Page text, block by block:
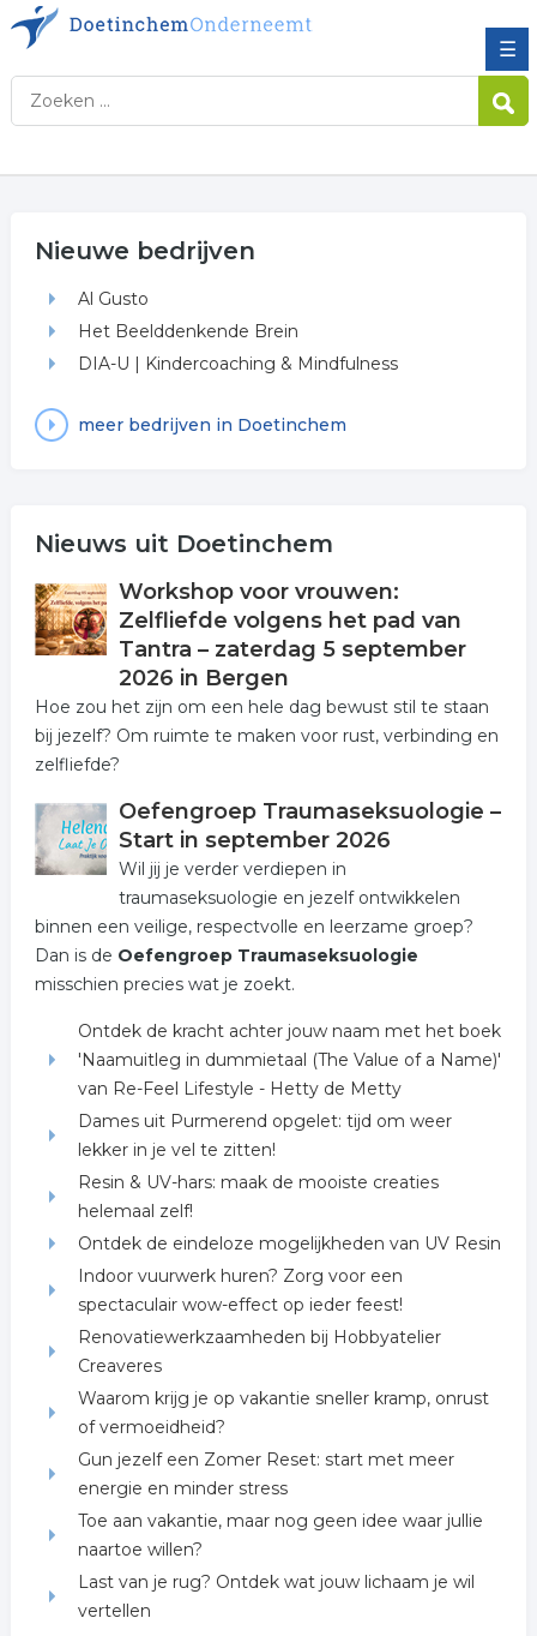
☰
Nieuwe bedrijven
Al Gusto
Het Beelddenkende Brein
DIA-U | Kindercoaching & Mindfulness
meer bedrijven in Doetinchem
Nieuws uit Doetinchem
Workshop voor vrouwen:
Zelfliefde volgens het pad van
Tantra – zaterdag 5 september
2026 in Bergen
Hoe zou het zijn om een hele dag bewust stil te staan
bij jezelf? Om ruimte te maken voor rust, verbinding en
zelfliefde?
Oefengroep Traumaseksuologie –
Start in september 2026
Wil jij je verder verdiepen in
traumaseksuologie en jezelf ontwikkelen
binnen een veilige, respectvolle en leerzame groep?
Dan is de Oefengroep Traumaseksuologie
misschien precies wat je zoekt.
Ontdek de kracht achter jouw naam met het boek
'Naamuitleg in dummietaal (The Value of a Name)'
van Re-Feel Lifestyle - Hetty de Metty
Dames uit Purmerend opgelet: tijd om weer
lekker in je vel te zitten!
Resin & UV-hars: maak de mooiste creaties
helemaal zelf!
Ontdek de eindeloze mogelijkheden van UV Resin
Indoor vuurwerk huren? Zorg voor een
spectaculair wow-effect op ieder feest!
Renovatiewerkzaamheden bij Hobbyatelier
Creaveres
Waarom krijg je op vakantie sneller kramp, onrust
of vermoeidheid?
Gun jezelf een Zomer Reset: start met meer
energie en minder stress
Toe aan vakantie, maar nog geen idee waar jullie
naartoe willen?
Last van je rug? Ontdek wat jouw lichaam je wil
vertellen